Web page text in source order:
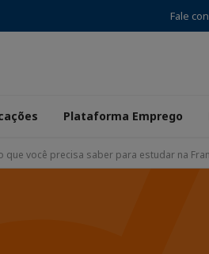
Fale
Plataforma Emprego
você precisa saber para estudar na